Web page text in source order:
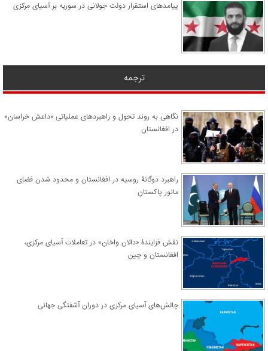
پیامدهای استقرار دولت جولانی در سوریه بر آسیای مرکزی
ترجمه
نگاهی به روند تحول و راهبردهای عملیاتی «داعش خراسان»
در افغانستان
راهبرد دوگانۀ روسیه در افغانستان و محدود شدن فضای
مانور پاکستان
نقش فزایندۀ «دالان واخان» در تعاملات آسیای مرکزی،
افغانستان و چین
چالش‌های آسیای مرکزی در دوران آشفتگی جهانی